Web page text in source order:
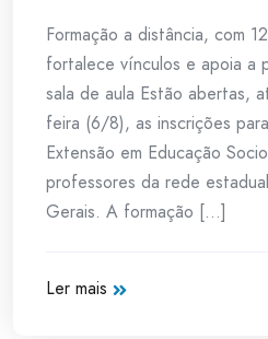
Formação a distância, com
fortalece vínculos e apoia a
sala de aula Estão abertas,
feira (6/8), as inscrições
Extensão em Educação
professores da rede
Gerais. A formação [...]
Ler mais